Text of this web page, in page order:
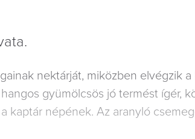
nektárját, miközben elvégzik a
gyümölcsös jó termést ígér,
kaptár népének. Az aranyló